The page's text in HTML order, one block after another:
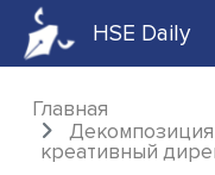
HSE Daily
Главная